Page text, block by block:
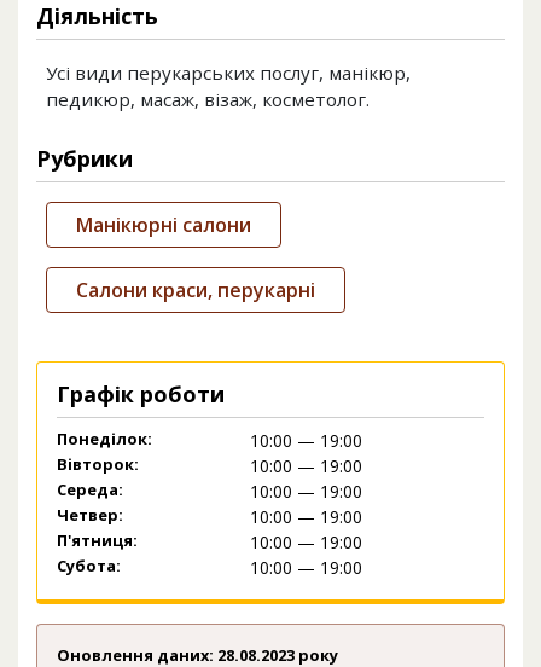
Діяльність
Усі види перукарських послуг, манікюр,
педикюр, масаж, візаж, косметолог.
Рубрики
Манікюрні салони
Салони краси, перукарні
Графік роботи
Понеділок: 10:00 — 19:00
Вівторок: 10:00 — 19:00
Середа: 10:00 — 19:00
Четвер: 10:00 — 19:00
П'ятниця: 10:00 — 19:00
Субота: 10:00 — 19:00
Оновлення даних: 28.08.2023 року